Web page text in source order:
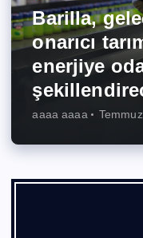
Barilla,
onarıcı
enerjiye
aaaa aaaa